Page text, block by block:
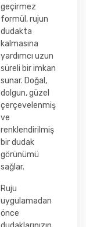
geçirmez
formül, rujun
dudakta
kalmasına
yardımcı uzun
süreli bir imkan
sunar. Doğal,
dolgun, güzel
çerçevelenmiş
ve
renklendirilmiş
bir dudak
görünümü
sağlar.
Ruju
uygulamadan
önce